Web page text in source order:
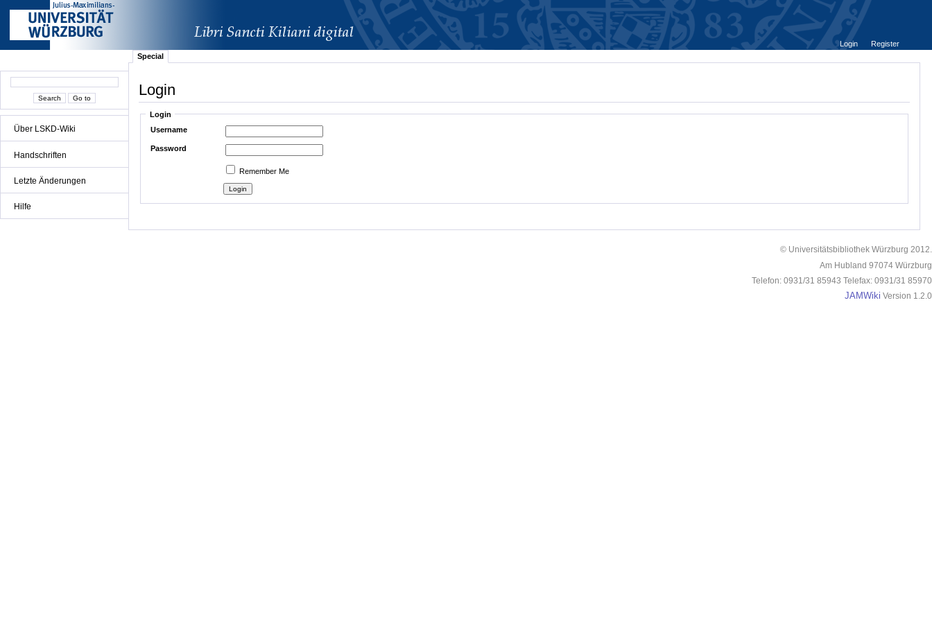
Über LSKD-Wiki
Handschriften
Letzte Änderungen
Hilfe
Login
Register
Special
Login
Login
Username
Password
Remember Me
© Universitätsbibliothek Würzburg 2012.
Am Hubland 97074 Würzburg
Telefon: 0931/31 85943 Telefax: 0931/31 85970
JAMWiki Version 1.2.0